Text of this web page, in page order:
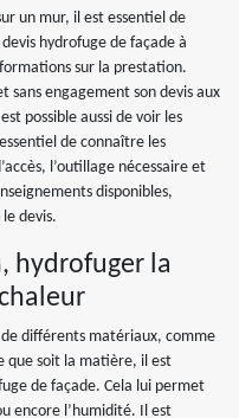
un mur, il est essentiel de
hydrofuge de façade à
sur la prestation.
sans engagement son devis aux
possible aussi de voir les
de connaître les
l’outillage nécessaire et
disponibles,
devis.
hydrofuger la
différents matériaux, comme
que soit la matière, il est
de façade. Cela lui permet
encore l’humidité. Il est